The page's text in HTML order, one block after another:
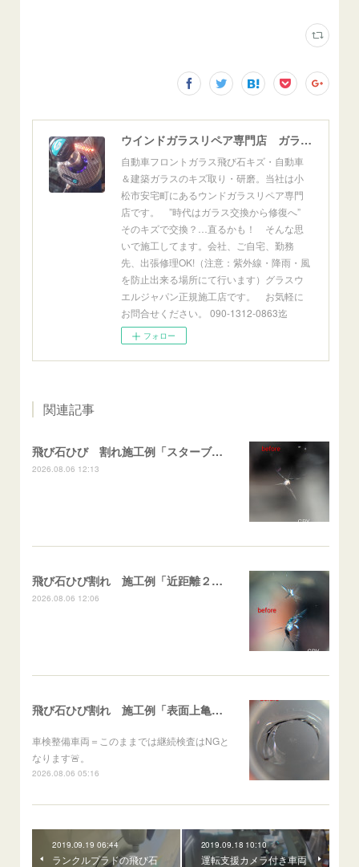
ウインドガラスリペア専門店 ガラスリペア・ヨシダ グラスウェルドジャパン 正規施工店 小松市
自動車フロントガラス飛び石キズ・自動車
＆建築ガラスのキズ取り・研磨。当社は小
松市安宅町にあるウンドガラスリペア専門
店です。 ”時代はガラス交換から修復へ”
そのキズで交換？…直るかも！ そんな思
いで施工してます。会社、ご自宅、勤務
先、出張修理OK!（注意：紫外線・降雨・風
を防止出来る場所にて行います）グラスウ
エルジャパン正規施工店です。 お気軽に
お問合せください。 090-1312-0863迄
フォロー
関連記事
飛び石ひび 割れ施工例「スターブレイク系」 フリード
2026.08.06 12:13
飛び石ひび割れ 施工例「近距離２箇所・パーシャル系+スターブレイク系」ハイエース
2026.08.06 12:06
飛び石ひび割れ 施工例「表面上亀裂・ダメージクラック」ステラ
車検整備車両＝このままでは継続検査はNGと
なります🚨。
2026.08.06 05:16
2019.09.19 06:44
ランクルプラドの飛び石
2019.09.18 10:10
運転支援カメラ付き車両